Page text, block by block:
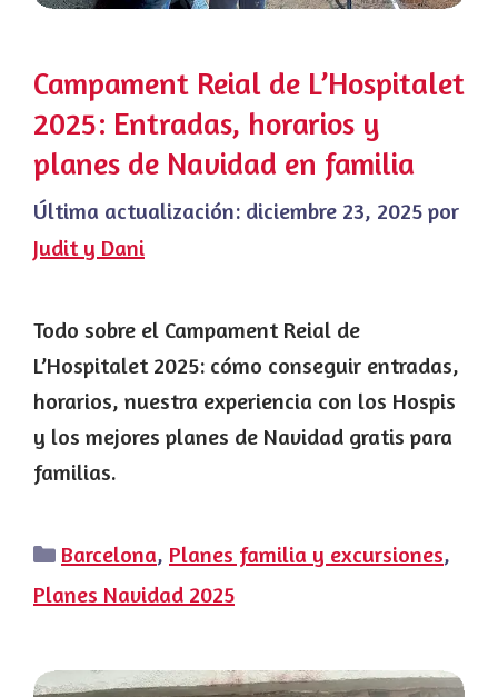
Campament Reial de L’Hospitalet
2025: Entradas, horarios y
planes de Navidad en familia
Última actualización: diciembre 23, 2025 por
Judit y Dani
Todo sobre el Campament Reial de
L’Hospitalet 2025: cómo conseguir entradas,
horarios, nuestra experiencia con los Hospis
y los mejores planes de Navidad gratis para
familias.
Categorías
Barcelona, Planes familia y excursiones,
Planes Navidad 2025